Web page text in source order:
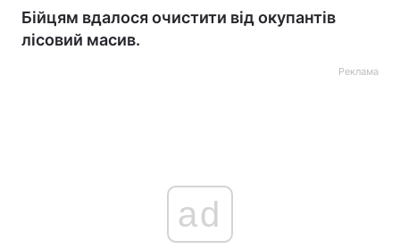
Бійцям вдалося очистити від окупантів
лісовий масив.
Реклама
ad